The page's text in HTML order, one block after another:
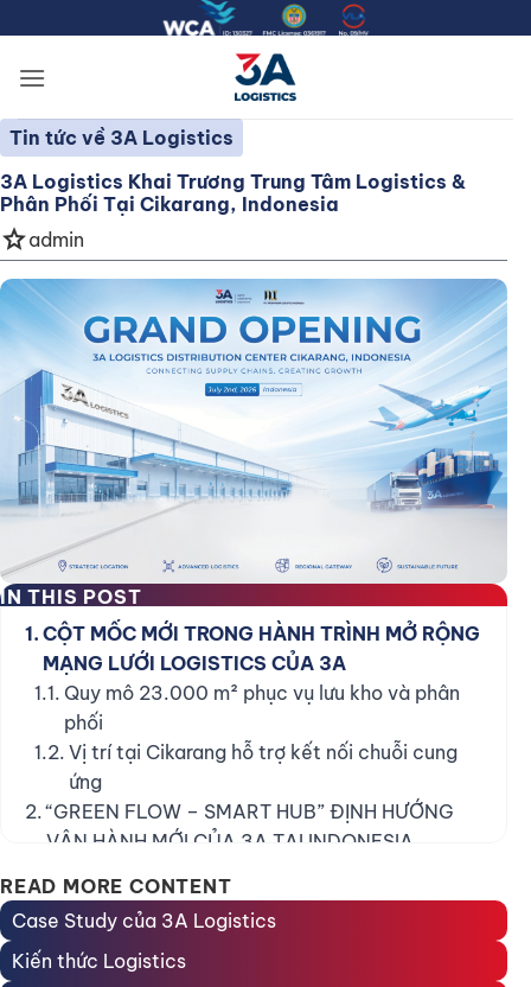
qua
nội
Tin tức về 3A Logistics
3A Logistics Khai Trương Trung Tâm Logistics &
Phân Phối Tại Cikarang, Indonesia
staradmin
IN THIS POST
CỘT MỐC MỚI TRONG HÀNH TRÌNH MỞ RỘNG
MẠNG LƯỚI LOGISTICS CỦA 3A
Quy mô 23.000 m² phục vụ lưu kho và phân
phối
Vị trí tại Cikarang hỗ trợ kết nối chuỗi cung
ứng
“GREEN FLOW – SMART HUB” ĐỊNH HƯỚNG
VẬN HÀNH MỚI CỦA 3A TẠI INDONESIA
LOGISTICS & PHÂN PHỐI 3A TẠI CIKARANG
Cập nhật các hoạt động nổi bật trong ngày
khai trương
READ MORE CONTENT
Case Study của 3A Logistics
Kiến thức Logistics